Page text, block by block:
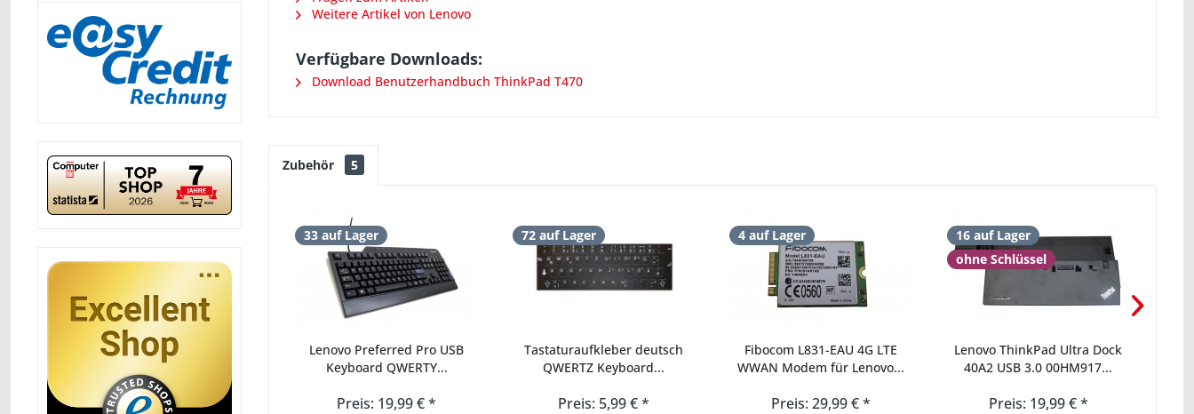
Weitere Artikel von Lenovo
Verfügbare Downloads:
Download Benutzerhandbuch ThinkPad T470
Zubehör 5
33 auf Lager
Lenovo Preferred Pro USB
Keyboard QWERTY...
Preis: 19,99 € *
72 auf Lager
Tastaturaufkleber deutsch
QWERTZ Keyboard...
Preis: 5,99 € *
4 auf Lager
Fibocom L831-EAU 4G LTE
WWAN Modem für Lenovo...
Preis: 29,99 € *
16 auf Lager
ohne Schlüssel
Lenovo ThinkPad Ultra Dock
40A2 USB 3.0 00HM917...
Preis: 19,99 € *